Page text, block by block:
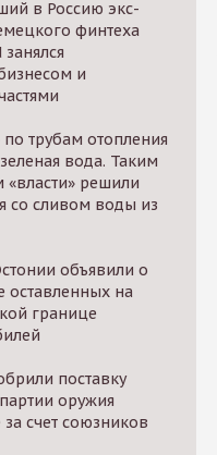
в Россию экс-
финтеха
и
трубам отопления
вода. Таким
«власти» решили
со сливом воды из
объявили о
оставленных на
границе
поставку
оружия
счет союзников